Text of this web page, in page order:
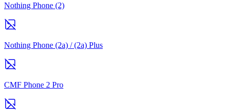
Nothing Phone (2)
Nothing Phone (2a) / (2a) Plus
CMF Phone 2 Pro